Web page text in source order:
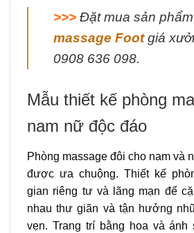
>>> Đặt mua sản phẩm
massage Footgiá
0908 636 098.
Mẫu thiết kế phòng
nam nữ độc đáo
Phòng massage đôi cho nam và
được ưa chuộng. Thiết kế
gian riêng tư và lãng mạn để
nhau thư giãn và tận hưởng
vẹn. Trang trí bằng hoa và ánh